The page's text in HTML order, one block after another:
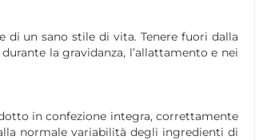
un sano stile di vita. Tenere fuori dalla
la gravidanza, l’allattamento e nei
in confezione integra, correttamente
normale variabilità degli ingredienti di